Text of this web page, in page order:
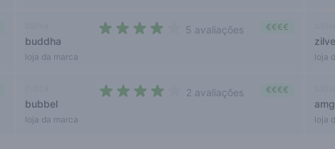
buddha
loja da marca
5 avaliações €€€€
loja
bubbel
loja da marca
2 avaliações €€€€
amg
loja